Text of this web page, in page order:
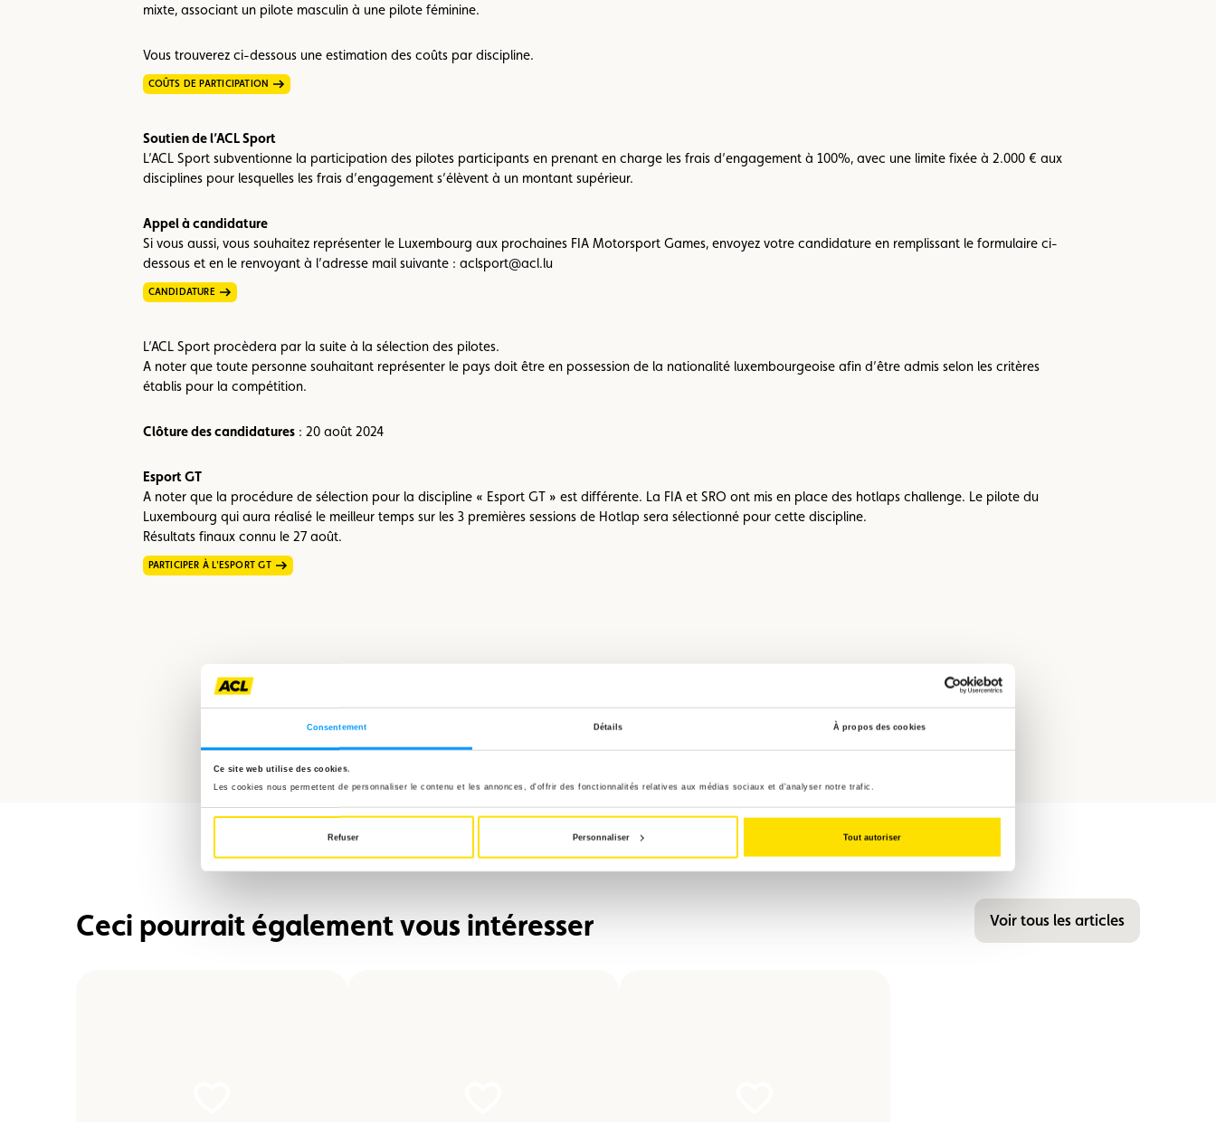
Consentement Détails À propos des cookies
Ce site web utilise des cookies.
Les cookies nous permettent de personnaliser le contenu et les annonces, d'offrir des fonctionnalités relatives aux médias sociaux et d'analyser notre trafic.
Refuser Personnaliser Tout autoriser
mixte, associant un pilote masculin à une pilote féminine.
Vous trouverez ci-dessous une estimation des coûts par discipline.
COÛTS DE PARTICIPATION
Soutien de l’ACL Sport
L’ACL Sport subventionne la participation des pilotes participants en prenant en charge les frais d’engagement à 100%, avec une limite fixée à 2.000 € aux
disciplines pour lesquelles les frais d’engagement s’élèvent à un montant supérieur.
Appel à candidature
Si vous aussi, vous souhaitez représenter le Luxembourg aux prochaines FIA Motorsport Games, envoyez votre candidature en remplissant le formulaire ci-
dessous et en le renvoyant à l’adresse mail suivante : aclsport@acl.lu
CANDIDATURE
L’ACL Sport procèdera par la suite à la sélection des pilotes.
A noter que toute personne souhaitant représenter le pays doit être en possession de la nationalité luxembourgeoise afin d’être admis selon les critères
établis pour la compétition.
Clôture des candidatures: 20 août 2024
Esport GT
A noter que la procédure de sélection pour la discipline « Esport GT » est différente. La FIA et SRO ont mis en place des hotlaps challenge. Le pilote du
Luxembourg qui aura réalisé le meilleur temps sur les 3 premières sessions de Hotlap sera sélectionné pour cette discipline.
Résultats finaux connu le 27 août.
PARTICIPER À L'ESPORT GT
Ceci pourrait également vous intéresser Voir tous les articles